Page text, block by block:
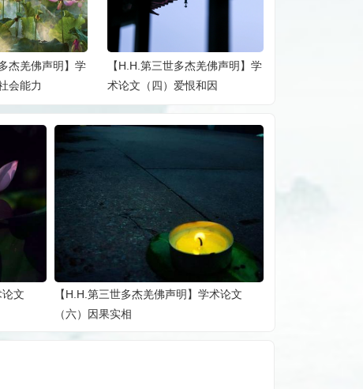
杰羌佛声明】学
恨和因
【H.H.第三世多杰羌佛工巧明】
茗茶简介
论文
【H.H.第三世多杰羌佛声明】学术论文
（六）因果实相